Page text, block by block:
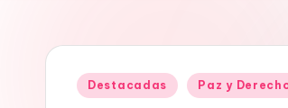
d
Publicado
Destacadas Paz y